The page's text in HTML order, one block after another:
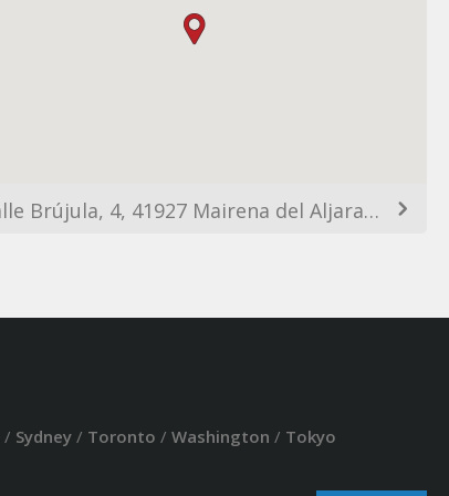
Calle Brújula, 4, 41927 Mairena del Aljarafe, Sevilla, Spain
/ Sydney/ Toronto / Washington / Tokyo